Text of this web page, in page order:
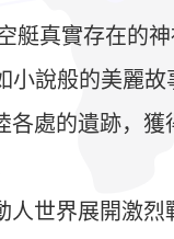
真實存在的
說般的美麗故
處的遺跡，
世界展開激